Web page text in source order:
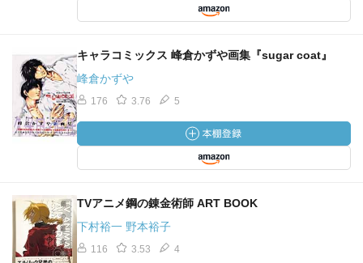
キャラコミックス 峰倉かずや画集『sugar coat』
峰倉かずや
176 3.76 5
TVアニメ鋼の錬金術師 ART BOOK
下村裕一 野本裕子
116 3.53 4